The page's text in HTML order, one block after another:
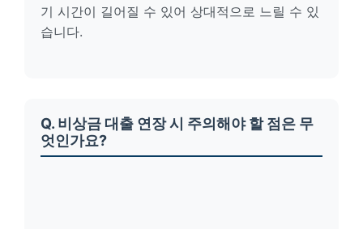
기 시간이 길어질 수 있어 상대적으로 느릴 수 있
습니다.
Q. 비상금 대출 연장 시 주의해야 할 점은 무
엇인가요?